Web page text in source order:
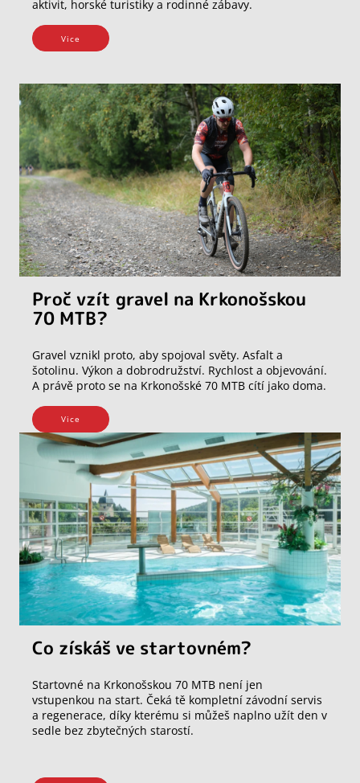
aktivit, horské turistiky a rodinné zábavy.
Vice
Proč vzít gravel na Krkonošskou
70 MTB?
Gravel vznikl proto, aby spojoval světy. Asfalt a
šotolinu. Výkon a dobrodružství. Rychlost a objevování.
A právě proto se na Krkonošské 70 MTB cítí jako doma.
Vice
Co získáš ve startovném?
Startovné na Krkonošskou 70 MTB není jen
vstupenkou na start. Čeká tě kompletní závodní servis
a regenerace, díky kterému si můžeš naplno užít den v
sedle bez zbytečných starostí.